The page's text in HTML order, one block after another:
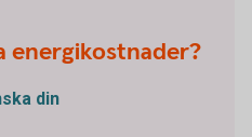
energikostnader?
din